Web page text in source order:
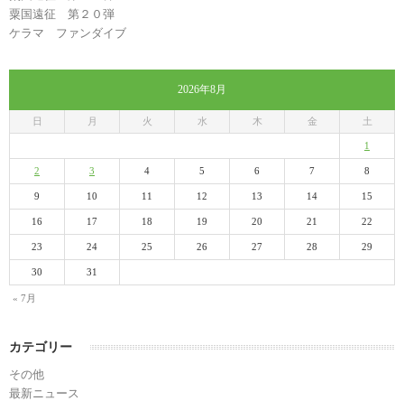
粟国遠征 第２０弾
ケラマ ファンダイブ
2026年8月
日 月 火 水 木 金 土
« 7月
1
2 3 4 5 6 7 8
9 10 11 12 13 14 15
16 17 18 19 20 21 22
23 24 25 26 27 28 29
30 31
カテゴリー
その他
最新ニュース